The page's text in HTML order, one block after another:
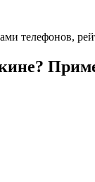
телефонов,